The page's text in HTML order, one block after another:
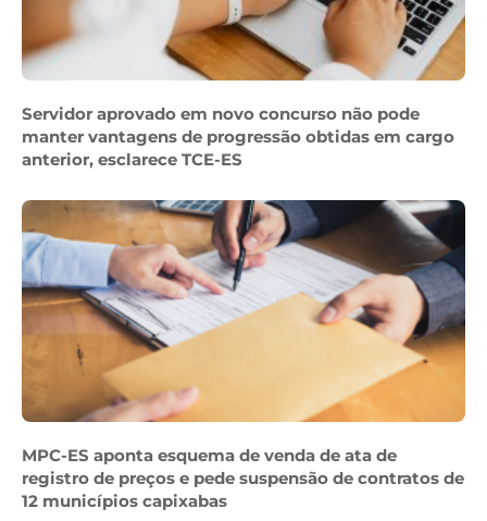
Servidor aprovado em novo concurso não pode
manter vantagens de progressão obtidas em cargo
anterior, esclarece TCE-ES
MPC-ES aponta esquema de venda de ata de
registro de preços e pede suspensão de contratos de
12 municípios capixabas